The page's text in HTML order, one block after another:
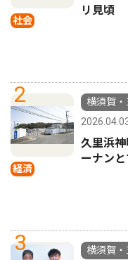
社会
リ見頃
2
経済
横須賀・
久里浜
ーナン
3
横須賀・